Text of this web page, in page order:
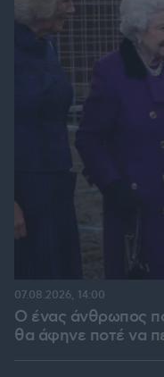
Ο ένας άνθρωπος
θα άφηνε ποτέ να
07.08.2026, 14:00